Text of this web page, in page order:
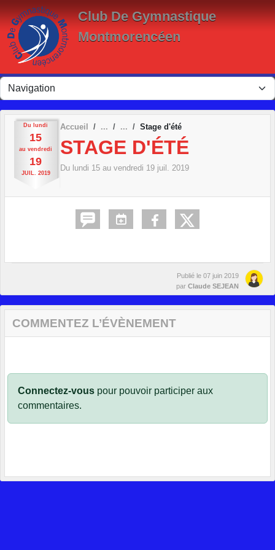
Club De Gymnastique
Montmorencéen
Du lundi
15
au vendredi
19
JUIL. 2019
Accueil Stage d'été
STAGE D'ÉTÉ
Du lundi 15 au vendredi 19 juil. 2019
Publié le 07 juin 2019
par Claude SEJEAN
COMMENTEZ L’ÉVÈNEMENT
Connectez-vous pour pouvoir participer aux
commentaires.
Panneau de gestion des cookies